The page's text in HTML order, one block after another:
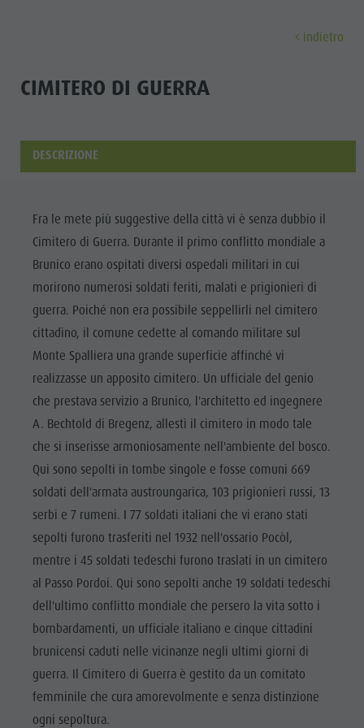
MUSEI
ATTRAZIONI
LOCALITÀ E
DINTORNI
TRADIZIONE E
ARTIGIANATO
HIGHLIGHT
EVENTS
Scopri
Tutti gli
eventi
Benessere
Famiglia &
bambini
Guida A-Z
Attrazioni
Località e dintorni
Highlight Events
Tutti gli eventi
Benessere
Famiglia & bambini
Guida A-Z
Escursioni
Sentieri tematici
Golf
Parapendio
Volo in mongolfiera
Rafting & Canyoning
Arrampicare
Cavalcare
Tennis
Nuotare
Panoramica dei tour
Offerte
Mobilità locale
Come arrivare
Webcam
Meteo
Contatto
Newsletter
Richiesta cataloghi
Imposta di soggiorno
Vacanza con il cane
Raccogliere funghi
Kronplatz Doctor Service
FAQ
Shopping
Visite guidate
Highlight Events
Must-sees
Ritiri
indietro
CIMITERO DI GUERRA
DESCRIZIONE
Fra le mete più suggestive della città vi è senza dubbio il
Cimitero di Guerra. Durante il primo conflitto mondiale a
Brunico erano ospitati diversi ospedali militari in cui
morirono numerosi soldati feriti, malati e prigionieri di
guerra. Poiché non era possibile seppellirli nel cimitero
cittadino, il comune cedette al comando militare sul
Monte Spalliera una grande superficie affinché vi
realizzasse un apposito cimitero. Un ufficiale del genio
che prestava servizio a Brunico, l'architetto ed ingegnere
A. Bechtold di Bregenz, allestì il cimitero in modo tale
che si inserisse armoniosamente nell'ambiente del bosco.
Qui sono sepolti in tombe singole e fosse comuni 669
soldati dell'armata austroungarica, 103 prigionieri russi, 13
serbi e 7 rumeni. I 77 soldati italiani che vi erano stati
sepolti furono trasferiti nel 1932 nell'ossario Pocòl,
mentre i 45 soldati tedeschi furono traslati in un cimitero
al Passo Pordoi. Qui sono sepolti anche 19 soldati tedeschi
dell'ultimo conflitto mondiale che persero la vita sotto i
bombardamenti, un ufficiale italiano e cinque cittadini
brunicensi caduti nelle vicinanze negli ultimi giorni di
guerra. Il Cimitero di Guerra è gestito da un comitato
femminile che cura amorevolmente e senza distinzione
ogni sepoltura.